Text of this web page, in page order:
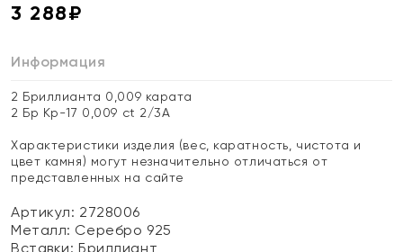
3 288₽
Информация
2 Бриллианта 0,009 карата
2 Бр Кр-17 0,009 ct 2/3А
Характеристики изделия (вес, каратность, чистота и
цвет камня) могут незначительно отличаться от
представленных на сайте
Артикул: 2728006
Металл: Серебро 925
Вставки:Бриллиант